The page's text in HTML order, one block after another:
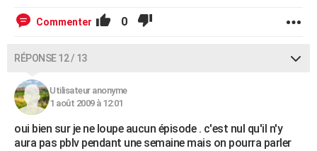
Commenter 0
RÉPONSE 12 / 13
Utilisateur anonyme
1 août 2009 à 12:01
oui bien sur je ne loupe aucun épisode . c'est nul qu'il n'y
aura pas pblv pendant une semaine mais on pourra parler